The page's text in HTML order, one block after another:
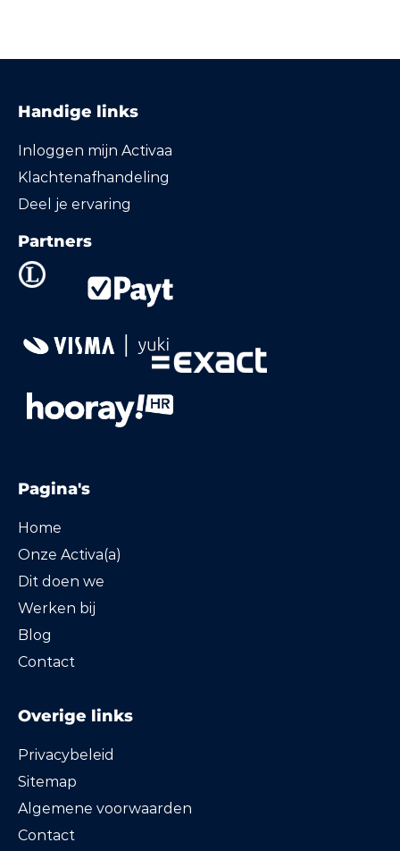
Handige links
Inloggen mijn Activaa
Klachtenafhandeling
Deel je ervaring
Partners
Pagina's
Home
Onze Activa(a)
Dit doen we
Werken bij
Blog
Contact
Overige links
Privacybeleid
Sitemap
Algemene voorwaarden
Contact